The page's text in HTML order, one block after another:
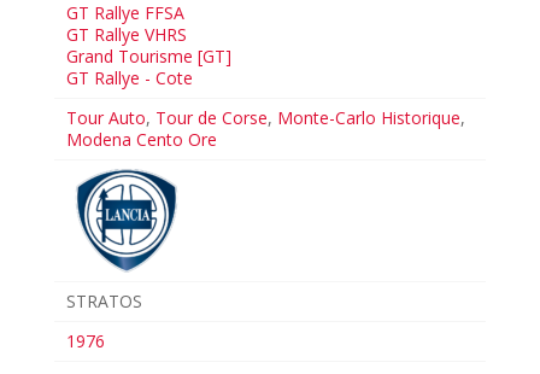
GT Rallye FFSA
GT Rallye VHRS
Grand Tourisme [GT]
GT Rallye - Cote
Tour Auto, Tour de Corse, Monte-Carlo Historique,
Modena Cento Ore
STRATOS
1976